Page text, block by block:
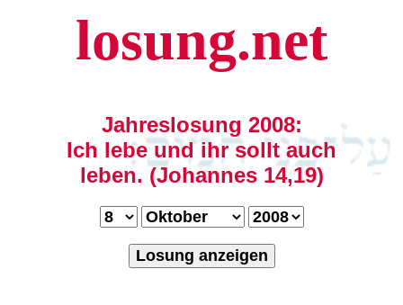
losung.net
Jahreslosung 2008:
Ich lebe und ihr sollt auch
leben. (Johannes 14,19)
Losung anzeigen